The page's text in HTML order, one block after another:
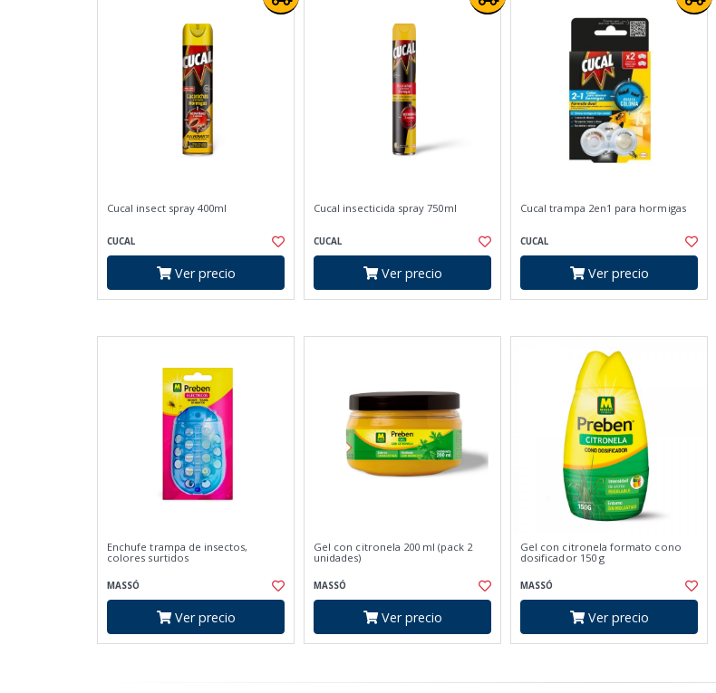
Cucal insect spray 400ml
CUCAL
Ver precio
Cucal insecticida spray 750ml
CUCAL
Ver precio
Cucal trampa 2en1 para hormigas
CUCAL
Ver precio
Enchufe trampa de insectos,
colores surtidos
MASSÓ
Ver precio
Gel con citronela 200 ml (pack 2
unidades)
MASSÓ
Ver precio
Gel con citronela formato cono
dosificador 150 g
MASSÓ
Ver precio